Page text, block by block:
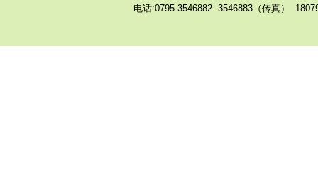
电话:0795-3546882 3546883（传真）